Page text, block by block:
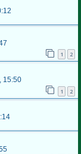
1 2
15:50
1 2